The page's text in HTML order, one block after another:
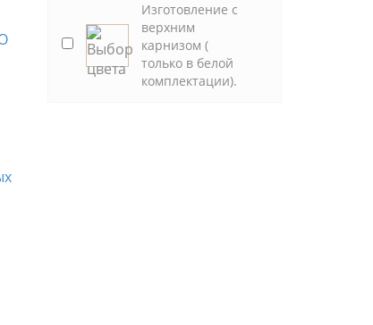
Изготовление с
верхним
карнизом (
только в белой
комплектации).